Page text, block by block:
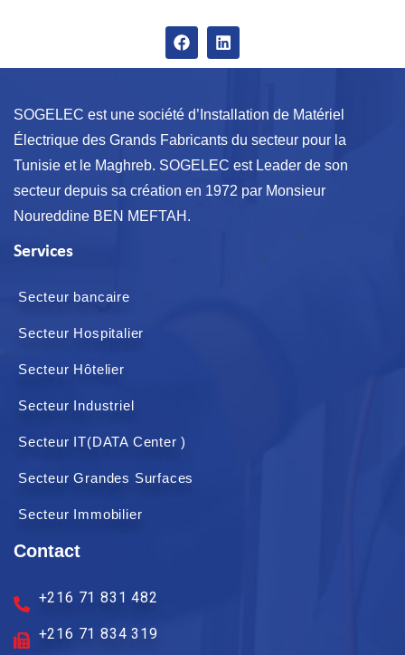
SOGELEC est une société d’Installation de Matériel
Électrique des Grands Fabricants du secteur pour la
Tunisie et le Maghreb. SOGELEC est Leader de son
secteur depuis sa création en 1972 par Monsieur
Noureddine BEN MEFTAH.
Services
Secteur bancaire
Secteur Hospitalier
Secteur Hôtelier
Secteur Industriel
Secteur IT(DATA Center )
Secteur Grandes Surfaces
Secteur Immobilier
Contact
+216 71 831 482
+216 71 834 319